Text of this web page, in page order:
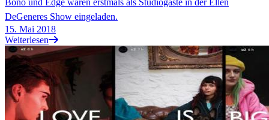
DeGeneres Show eingeladen.
15. Mai 2018
Weiterlesen